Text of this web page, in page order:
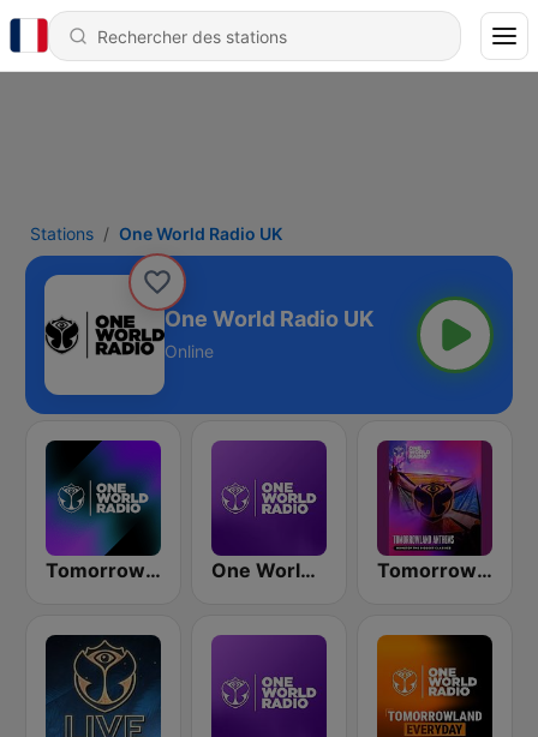
Stations One World Radio UK
One World Radio UK
Online
Tomorrowland One World Radio UK One World Radio Tomorrowland Anthems